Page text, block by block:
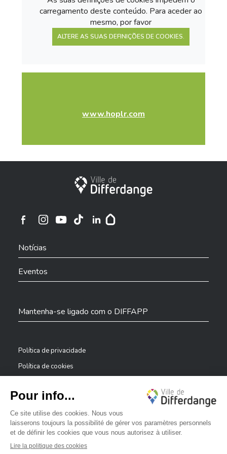
carregamento deste conteúdo. Para aceder ao
mesmo, por favor
ALTERE AS SUAS DEFINIÇÕES DE COOKIES.
www.hoplr.com
Cidade de Differdange
Cidade de Differdange no Instagram
Notícias
Eventos
Mantenha-se ligado com o DIFFAPP
Política de privacidade
Política de cookies
Declaração de acessibilidade
Sistema de denúncia — denunciantes
✕
Bonjour, comment puis-je vous aider ?